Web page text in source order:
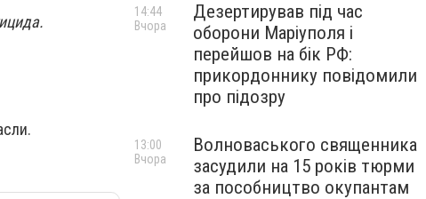
Дезертирував під час
оборони Маріуполя і
перейшов на бік РФ:
прикордоннику повідомили
про підозру
14:44
Вчора
Волноваського священника
засудили на 15 років тюрми
за пособництво окупантам
13:00
Вчора